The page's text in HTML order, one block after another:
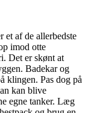
et af de allerbedste
imod otte
Det er skønt at
Badekar og
klingen. Pas dog på
kan blive
egne tanker. Læg